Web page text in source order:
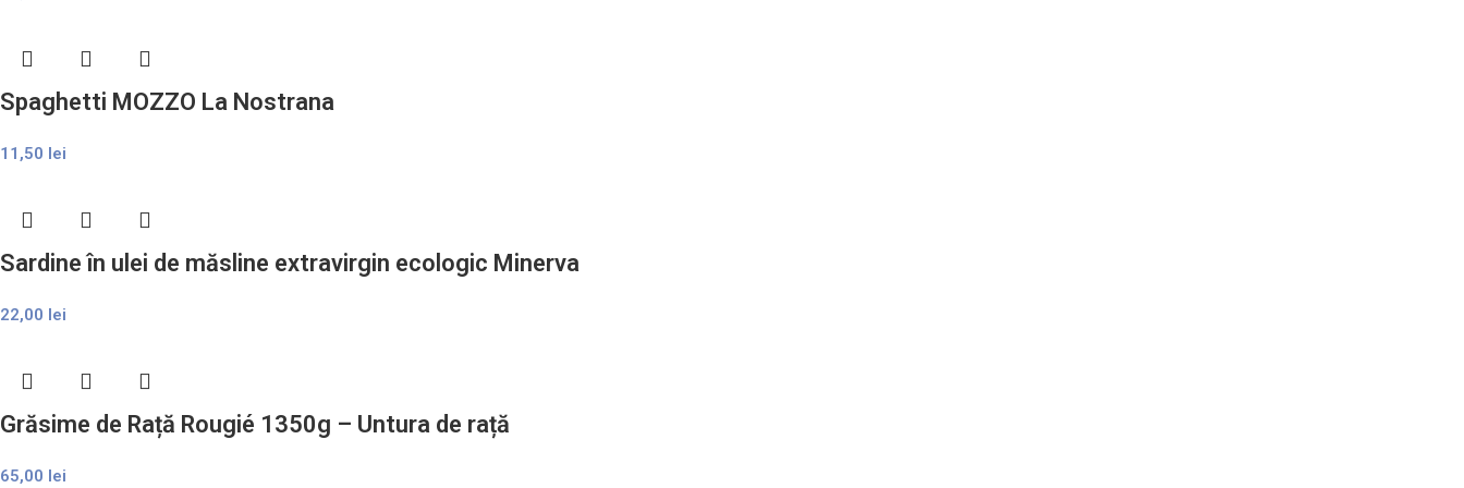
Spaghetti MOZZO La Nostrana
11,50 lei
Sardine în ulei de măsline extravirgin ecologic Minerva
22,00 lei
Grăsime de Rață Rougié 1350g – Untura de rață
65,00 lei